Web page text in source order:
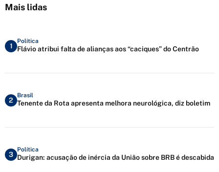
Mais lidas
1
Política
Flávio atribui falta de alianças aos “caciques” do Centrão
2
Brasil
Tenente da Rota apresenta melhora neurológica, diz boletim
3
Política
Durigan: acusação de inércia da União sobre BRB é descabida